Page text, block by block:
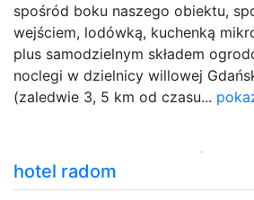
spośród boku naszego obiektu,
wejściem, lodówką, kuchenką
plus samodzielnym składem
noclegi w dzielnicy willowej
(zaledwie 3, 5 km od czasu...
hotel radom